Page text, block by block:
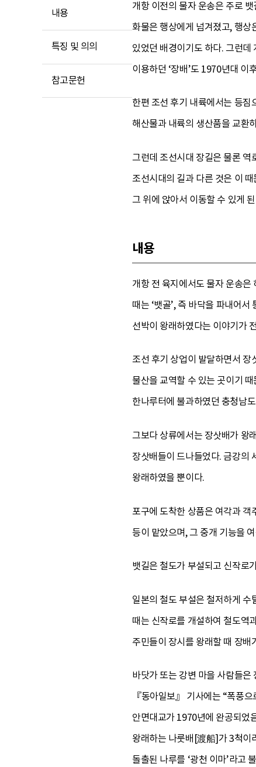
내용
특징 및 의의
참고문헌
개항 이전의 물자 운송은 주로
화물은 행상에게 넘겨졌고, 행상
있었던 배경이기도 하다. 그런
이용하던 ‘장배’도 1970년대 이
한편 조선 후기 내륙에서는 등
해산물과 내륙의 생산품을 교환
그런데 조선시대 장길은 물론 역
조선시대의 길과 다른 것은 이
그 위에 앉아서 이동할 수 있게
내용
개항 전 육지에서도 물자 운송
때는 ‘뱃골’, 즉 바닥을 파내어
선박이 왕래하였다는 이야기가
조선 후기 상업이 발달하면서
물산을 교역할 수 있는 곳이기
한나루터에 불과하였던 충청남
그보다 상류에서는 장삿배가 왕
장삿배들이 드나들었다. 금강의
왕래하였을 뿐이다.
포구에 도착한 상품은 여각과
등이 맡았으며, 그 중개 기능을
뱃길은 철도가 부설되고 신작로
일본의 철도 부설은 철저하게
때는 신작로를 개설하여 철도역
주민들이 장시를 왕래할 때 장배
바닷가 또는 강변 마을 사람들은
『동아일보』 기사에는 “폭풍
안면대교가 1970년에 완공되었
왕래하는 나룻배[渡船]가 3척이
돌출된 나루를 ‘광천 이마’라고